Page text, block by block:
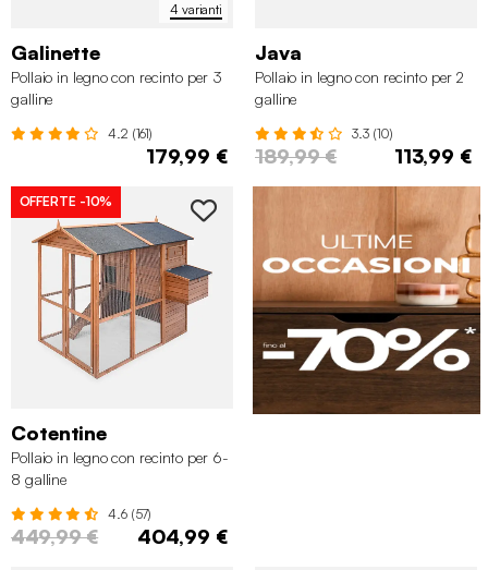
4 varianti
Galinette
Pollaio in legno con recinto per 3
galline
4.2 (161)
179,99 €
Java
Pollaio in legno con recinto per 2
galline
3.3 (10)
189,99 € 113,99 €
OFFERTE -10%
Cotentine
Pollaio in legno con recinto per 6-
8 galline
4.6 (57)
449,99 € 404,99 €